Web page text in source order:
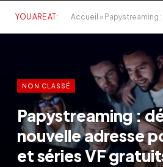
YOU ARE AT: Accueil » Papystreaming : découvrez la
NON CLASSÉ
Papystreaming :
nouvelle adresse
et séries VF